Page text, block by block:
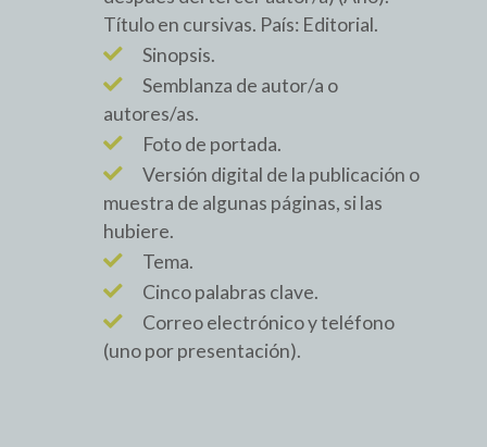
Título en cursivas. País: Editorial.
Sinopsis.
Semblanza de autor/a o
autores/as.
Foto de portada.
Versión digital de la publicación o
muestra de algunas páginas, si las
hubiere.
Tema.
Cinco palabras clave.
Correo electrónico y teléfono
(uno por presentación).